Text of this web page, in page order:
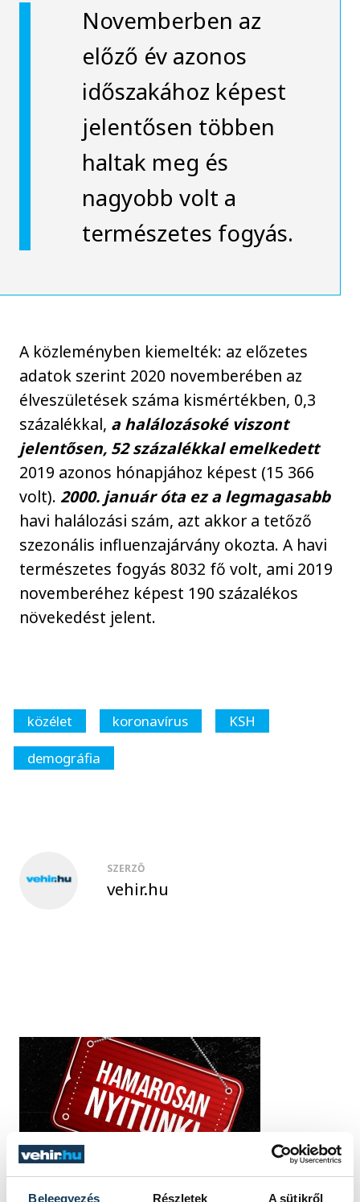
Beleegyezés Részletek A sütikről
Novemberben az
előző év azonos
időszakához képest
jelentősen többen
haltak meg és
nagyobb volt a
természetes fogyás.
A közleményben kiemelték: az előzetes
adatok szerint 2020 novemberében az
élveszületések száma kismértékben, 0,3
százalékkal, a halálozásoké viszont
jelentősen, 52 százalékkal emelkedett
2019 azonos hónapjához képest (15 366
volt).2000. január óta ez a legmagasabb
havi halálozási szám, azt akkor a tetőző
szezonális influenzajárvány okozta. A havi
természetes fogyás 8032 fő volt, ami 2019
novemberéhez képest 190 százalékos
növekedést jelent.
közélet koronavírus
KSH
demográfia
SZERZŐ
vehir.hu